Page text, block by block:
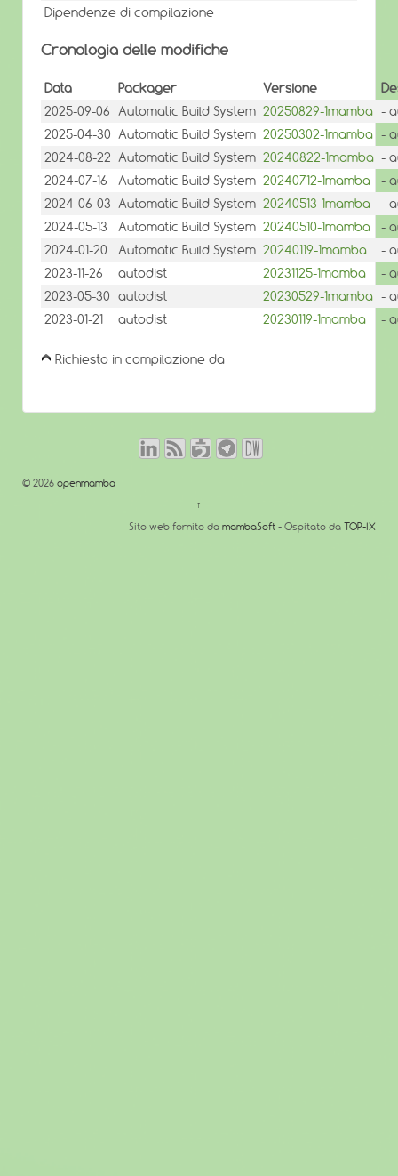
Dipendenze di compilazione
Cronologia delle modifiche
Data Packager Versione
2025-09-06 Automatic Build System 20250829-1mamba -
2025-04-30 Automatic Build System 20250302-1mamba -
2024-08-22 Automatic Build System 20240822-1mamba -
2024-07-16
Automatic Build System 20240712-1mamba
-
2024-06-03 Automatic Build System 20240513-1mamba
-
2024-05-13
Automatic Build System 20240510-1mamba
-
2024-01-20
Automatic Build System 20240119-1mamba
-
2023-11-26
autodist 20231125-1mamba
-
2023-05-30 autodist 20230529-1mamba -
2023-01-21
autodist 20230119-1mamba -
Richiesto in compilazione da
© 2026 openmamba
↑
Sito web fornito da mambaSoft - Ospitato da TOP-IX